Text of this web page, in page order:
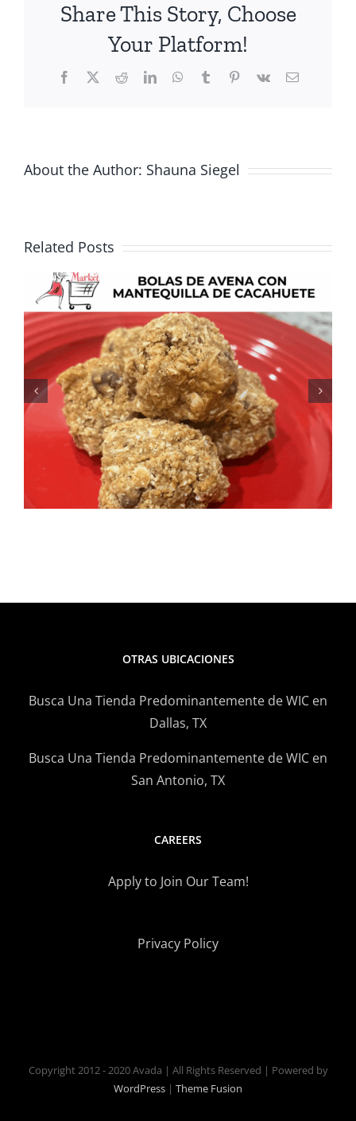
Al
Maní
Share This Story, Choose
Your Platform!
Facebook
X RedditLinkedInWhatsApp
TumblrPinterest
Vk Email
About the Author: Shauna Siegel
Related Posts
Fresca, sabrosa y perfecta
para el verano: Receta de
ensalada de elote y frijoles
negros
OTRAS UBICACIONES
Busca Una Tienda Predominantemente de WIC en
Dallas, TX
Busca Una Tienda Predominantemente de WIC en
San Antonio, TX
CAREERS
Apply to Join Our Team!
Privacy Policy
Copyright 2012 - 2020 Avada | All Rights Reserved | Powered by
WordPress | Theme Fusion